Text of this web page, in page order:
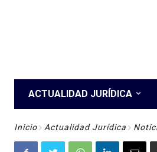
ACTUALIDAD JURÍDICA
Inicio Actualidad Jurídica